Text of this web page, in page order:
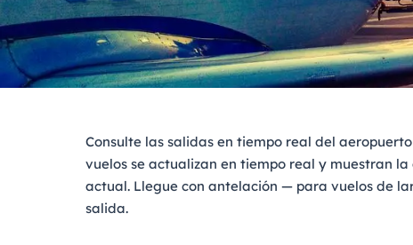
Consulte las salidas en tiempo real del
vuelos se actualizan en tiempo real y muestran
actual. Llegue con antelación — para vuelos de
salida.